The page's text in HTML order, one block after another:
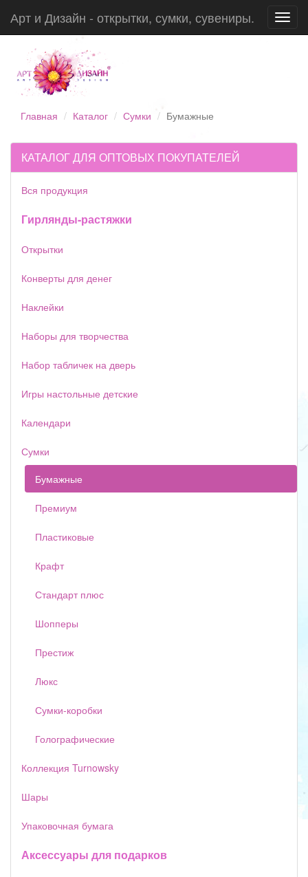
Арт и Дизайн - открытки, сумки, сувениры.
Главная Каталог Сумки Бумажные
КАТАЛОГ ДЛЯ ОПТОВЫХ ПОКУПАТЕЛЕЙ
Вся продукция
Гирлянды-растяжки
Открытки
Конверты для денег
Наклейки
Наборы для творчества
Набор табличек на дверь
Игры настольные детские
Календари
Сумки
Бумажные
Премиум
Пластиковые
Крафт
Стандарт плюс
Шопперы
Престиж
Люкс
Сумки-коробки
Голографические
Коллекция Turnowsky
Шары
Упаковочная бумага
Аксессуары для подарков